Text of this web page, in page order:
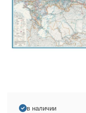
в наличии